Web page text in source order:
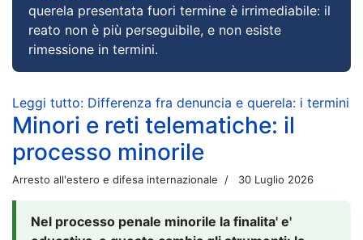
querela presentata fuori termine è irrimediabile: il
reato non è più perseguibile, e non esiste
rimessione in termini.
Leggi tutto: Differenza fra denuncia e querela: i termini
Minori e reti telematiche: il
processo minorile
Arresto all'estero e difesa internazionale 30 Luglio 2026
Nel processo penale minorile la finalita' e'